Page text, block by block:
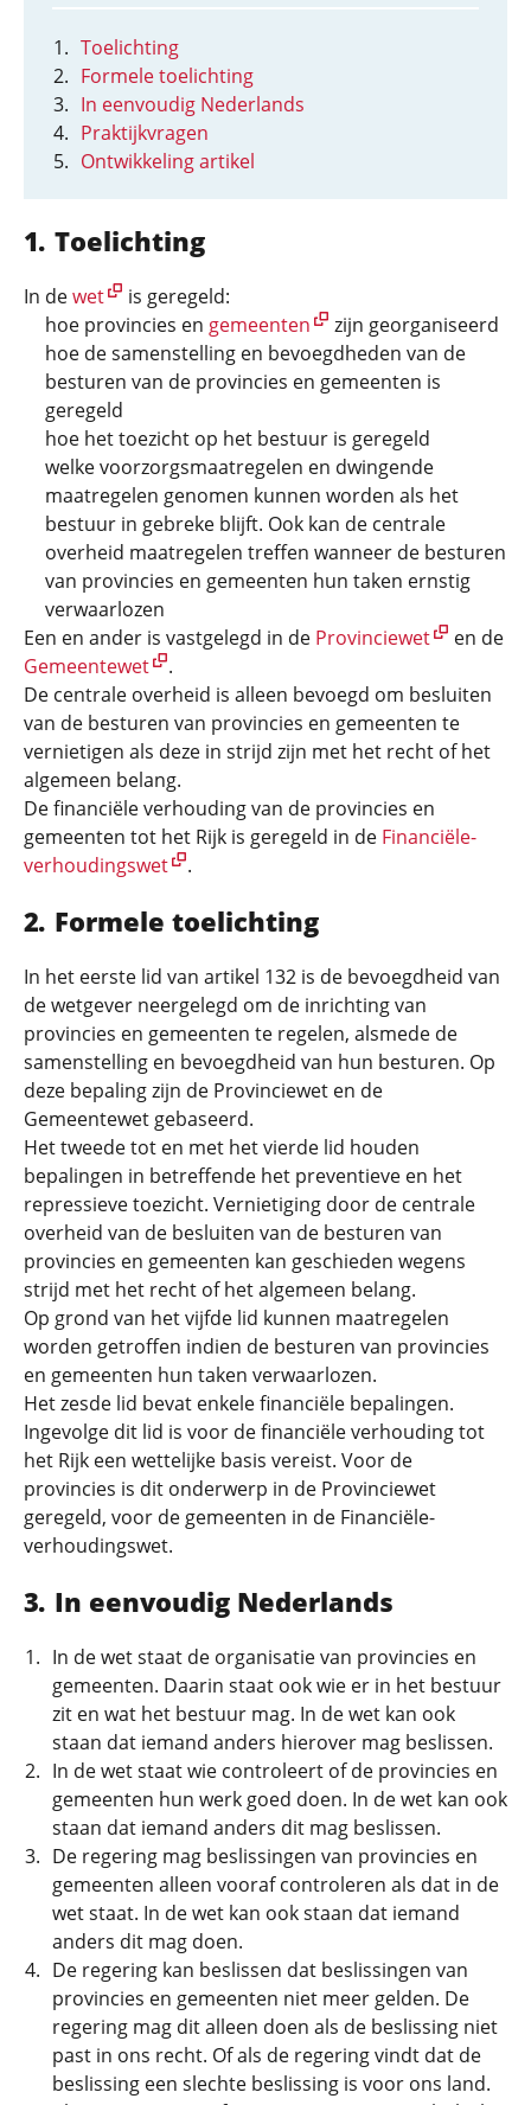
Toelichting
Formele toelichting
In eenvoudig Nederlands
Praktijkvragen
Ontwikkeling artikel
Toelichting
In dewet
is geregeld:
hoe provincies en gemeenten
zijn georganiseerd
hoe de samenstelling en bevoegdheden van de
besturen van de provincies en gemeenten is
geregeld
hoe het toezicht op het bestuur is geregeld
welke voorzorgsmaatregelen en dwingende
maatregelen genomen kunnen worden als het
bestuur in gebreke blijft. Ook kan de centrale
overheid maatregelen treffen wanneer de besturen
van provincies en gemeenten hun taken ernstig
verwaarlozen
Een en ander is vastgelegd in de Provinciewet
en de
Gemeentewet
.
De centrale overheid is alleen bevoegd om besluiten
van de besturen van provincies en gemeenten te
vernietigen als deze in strijd zijn met het recht of het
algemeen belang.
De financiële verhouding van de provincies en
gemeenten tot het Rijk is geregeld in de Financiële-
verhoudingswet
.
Formele toelichting
In het eerste lid van artikel 132 is de bevoegdheid van
de wetgever neergelegd om de inrichting van
provincies en gemeenten te regelen, alsmede de
samenstelling en bevoegdheid van hun besturen. Op
deze bepaling zijn de Provinciewet en de
Gemeentewet gebaseerd.
Het tweede tot en met het vierde lid houden
bepalingen in betreffende het preventieve en het
repressieve toezicht. Vernietiging door de centrale
overheid van de besluiten van de besturen van
provincies en gemeenten kan geschieden wegens
strijd met het recht of het algemeen belang.
Op grond van het vijfde lid kunnen maatregelen
worden getroffen indien de besturen van provincies
en gemeenten hun taken verwaarlozen.
Het zesde lid bevat enkele financiële bepalingen.
Ingevolge dit lid is voor de financiële verhouding tot
het Rijk een wettelijke basis vereist. Voor de
provincies is dit onderwerp in de Provinciewet
geregeld, voor de gemeenten in de Financiële-
verhoudingswet.
In eenvoudig Nederlands
In de wet staat de organisatie van provincies en
gemeenten. Daarin staat ook wie er in het bestuur
zit en wat het bestuur mag. In de wet kan ook
staan dat iemand anders hierover mag beslissen.
In de wet staat wie controleert of de provincies en
gemeenten hun werk goed doen. In de wet kan ook
staan dat iemand anders dit mag beslissen.
De regering mag beslissingen van provincies en
gemeenten alleen vooraf controleren als dat in de
wet staat. In de wet kan ook staan dat iemand
anders dit mag doen.
De regering kan beslissen dat beslissingen van
provincies en gemeenten niet meer gelden. De
regering mag dit alleen doen als de beslissing niet
past in ons recht. Of als de regering vindt dat de
beslissing een slechte beslissing is voor ons land.